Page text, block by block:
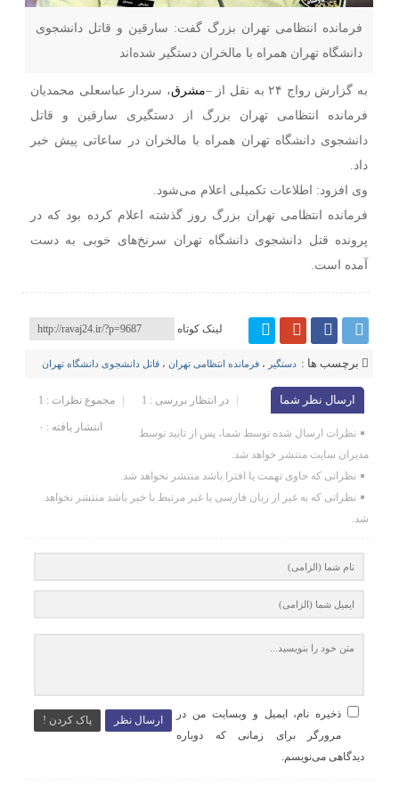
فرمانده انتظامی تهران بزرگ گفت: سارقین و قاتل دانشجوی
دانشگاه تهران همراه با مالخران دستگیر شده‌اند
به گزارش رواج ۲۴ به نقل از – مشرق، سردار عباسعلی محمدیان
فرمانده انتظامی تهران بزرگ از دستگیری سارقین و قاتل
دانشجوی دانشگاه تهران همراه با مالخران در ساعاتی پیش خبر
داد.
وی افزود: اطلاعات تکمیلی اعلام می‌شود.
فرمانده انتظامی تهران بزرگ روز گذشته اعلام کرده بود که در
پرونده قتل دانشجوی دانشگاه تهران سرنخ‌های خوبی به دست
آمده است.
لینک کوتاه
برچسب ها : دستگیر ،فرمانده انتظامی تهران ،قاتل دانشجوی دانشگاه تهران
ارسال نظر شما مجموع نظرات : 1 در انتظار بررسی : 1
انتشار یافته : ۰
نظرات ارسال شده توسط شما، پس از تایید توسط
مدیران سایت منتشر خواهد شد.
نظراتی که حاوی تهمت یا افترا باشد منتشر نخواهد شد.
نظراتی که به غیر از زبان فارسی یا غیر مرتبط با خبر باشد منتشر نخواهد
شد.
ارسال نظر پاک کردن !
ذخیره نام، ایمیل و وبسایت من در
مرورگر برای زمانی که دوباره
دیدگاهی می‌نویسم.